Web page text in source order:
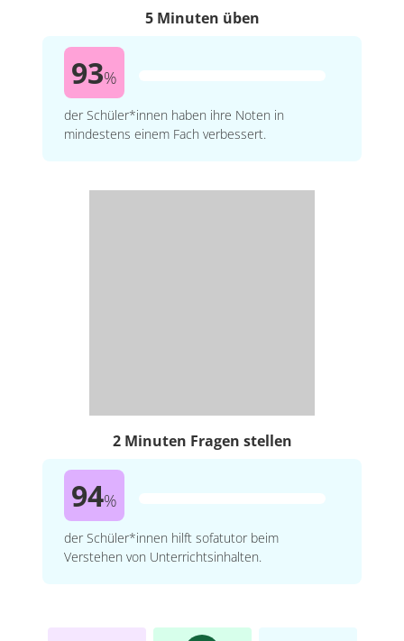
5 Minuten üben
93%
der Schüler*innen haben ihre Noten in
mindestens einem Fach verbessert.
2 Minuten Fragen stellen
94%
der Schüler*innen hilft sofatutor beim
Verstehen von Unterrichtsinhalten.